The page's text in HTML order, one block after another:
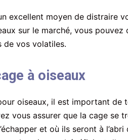
excellent moyen de distraire
sur le marché, vous pouvez
de vos volatiles.
à oiseaux
oiseaux, il est important de
vous assurer que la cage se
et où ils seront à l’abri